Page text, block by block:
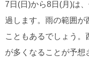
7日(日)から8日(月)は
過します。雨の範囲が
こともあるでしょう
が多くなることが予